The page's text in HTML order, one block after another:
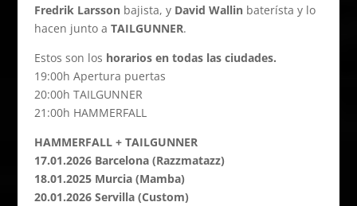
Fredrik Larssonbajista, y David Wallinbaterísta y lo
hacen junto a TAILGUNNER.
Estos son los horarios en todas las ciudades.
19:00h Apertura puertas
20:00h TAILGUNNER
21:00h HAMMERFALL
HAMMERFALL + TAILGUNNER
17.01.2026 Barcelona (Razzmatazz)
18.01.2025 Murcia (Mamba)
20.01.2026 Servilla (Custom)